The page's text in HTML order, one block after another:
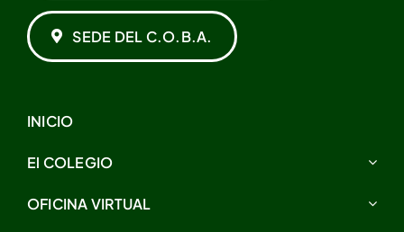
SEDE DEL C.O.B.A.
INICIO
El COLEGIO
OFICINA VIRTUAL